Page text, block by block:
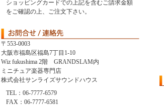
ショッピングカードでの上記を含むご請求金額
をご確認の上、ご注文下さい。
〒553-0003
大阪市福島区福島7丁目1-10
Wiz fukushima 2階 GRANDSLAM内
ミニチュア楽器専門店
株式会社サンライズサウンドハウス
TEL：06-7777-6579
FAX：06-7777-6581